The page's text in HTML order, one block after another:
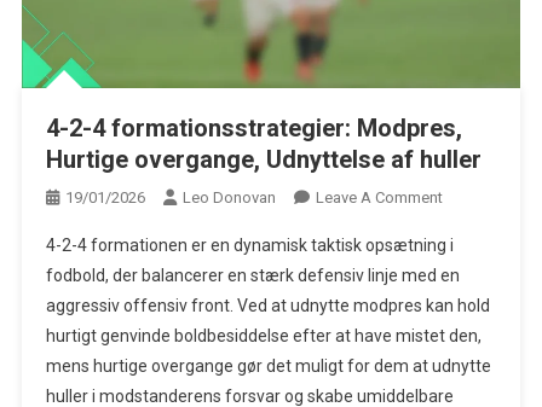
4-2-4 formationsstrategier: Modpres,
Hurtige overgange, Udnyttelse af huller
19/01/2026 Leo Donovan Leave A CommentOn
2-
4
Modpres,
Hurtige
Overgange,
4-2-4 formationen er en dynamisk taktisk opsætning i
fodbold, der balancerer en stærk defensiv linje med en
aggressiv offensiv front. Ved at udnytte modpres kan hold
hurtigt genvinde boldbesiddelse efter at have mistet den,
mens hurtige overgange gør det muligt for dem at udnytte
huller i modstanderens forsvar og skabe umiddelbare